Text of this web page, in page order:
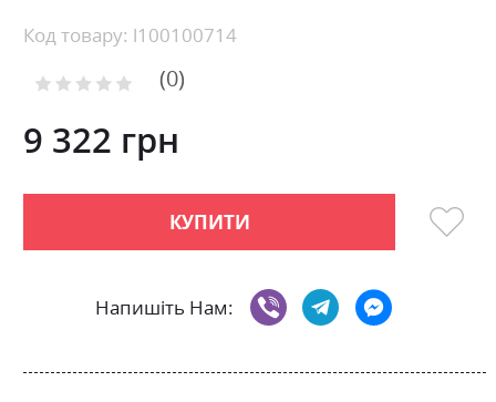
Skip
the
of
the
gallery
Код товару: l100100714
Рейтинг: 0
9 322 грн
КУПИТИ
Напишіть Нам: